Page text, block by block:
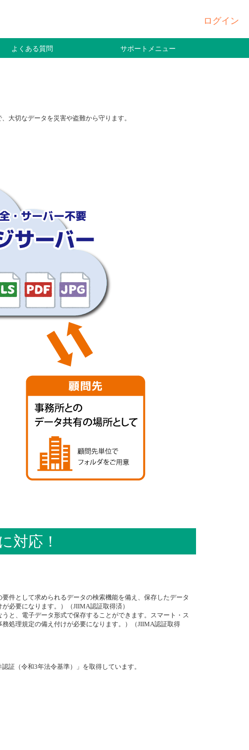
ログイン
よくある質問 サポートメニュー
大切なデータを災害や盗難から守ります。
対応！
件として求められるデータの検索機能を備え、保存したデータ
必要になります。）（JIIMA認証取得済）
と、電子データ形式で保存することができます。スマート・ス
処理規定の備え付けが必要になります。）（JIIMA認証取得
証（令和3年法令基準）」を取得しています。